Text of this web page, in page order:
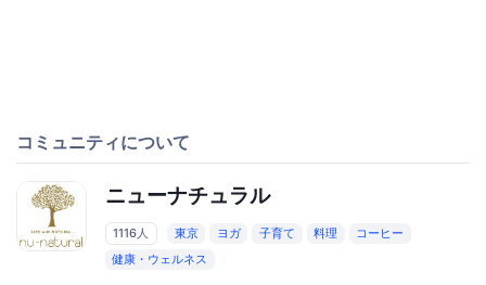
コミュニティについて
ニューナチュラル
1116人 東京 ヨガ 子育て 料理
コーヒー
健康・ウェルネス